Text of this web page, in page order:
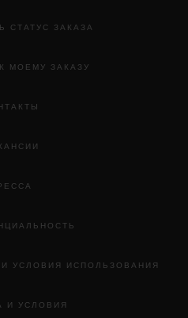
СТАТУС ЗАКАЗА
МОЕМУ ЗАКАЗУ
УСЛОВИЯ ИСПОЛЬЗОВАНИЯ
И УСЛОВИЯ